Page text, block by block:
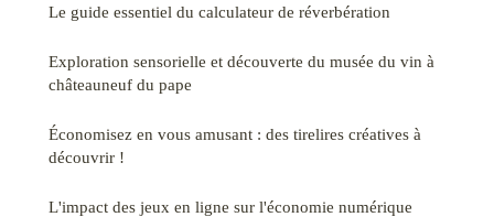
Le guide essentiel du calculateur de réverbération
Exploration sensorielle et découverte du musée du vin à
châteauneuf du pape
Économisez en vous amusant : des tirelires créatives à
découvrir !
L'impact des jeux en ligne sur l'économie numérique